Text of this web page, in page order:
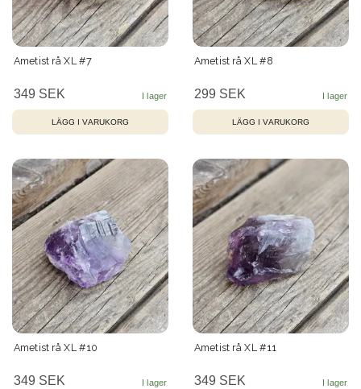
Ametist rå XL #7
349 SEK
Ametist rå XL #8
299 SEK
Ametist rå XL #10
349 SEK
Ametist rå XL #11
349 SEK